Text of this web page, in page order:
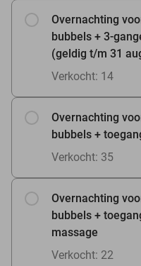
Overnachting
bubbels + 3-
(geldig t/m 31
Verkocht: 14
Overnachting
bubbels +
Verkocht: 35
Overnachting
bubbels +
massage
Verkocht: 22